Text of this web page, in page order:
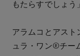
もたらすでしょう
アラムコとアスト
ュラ・ワン®チー